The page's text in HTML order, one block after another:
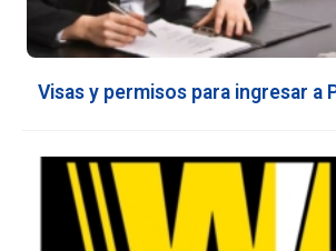
Visas y permisos para ingresar a